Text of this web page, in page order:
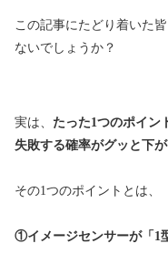
この記事にたどり着いた
ないでしょうか？
実は、 たった1つのポイン
失敗する確率がグッと下
その1つのポイントとは、
①イメージセンサーが「1